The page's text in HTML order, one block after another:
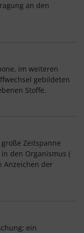
an den
im weiteren
gebildeten
Stoffe.
Zeitspanne
den Organismus (
Anzeichen der
ein